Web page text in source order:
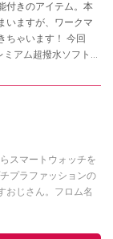
付きのアイテム。本
いますが、ワークマ
ちゃいます！ 今回
アム超撥水ソフトシ
スマートウォッチを
プラファッションの
おじさん。フロム名
の他の記事を読む